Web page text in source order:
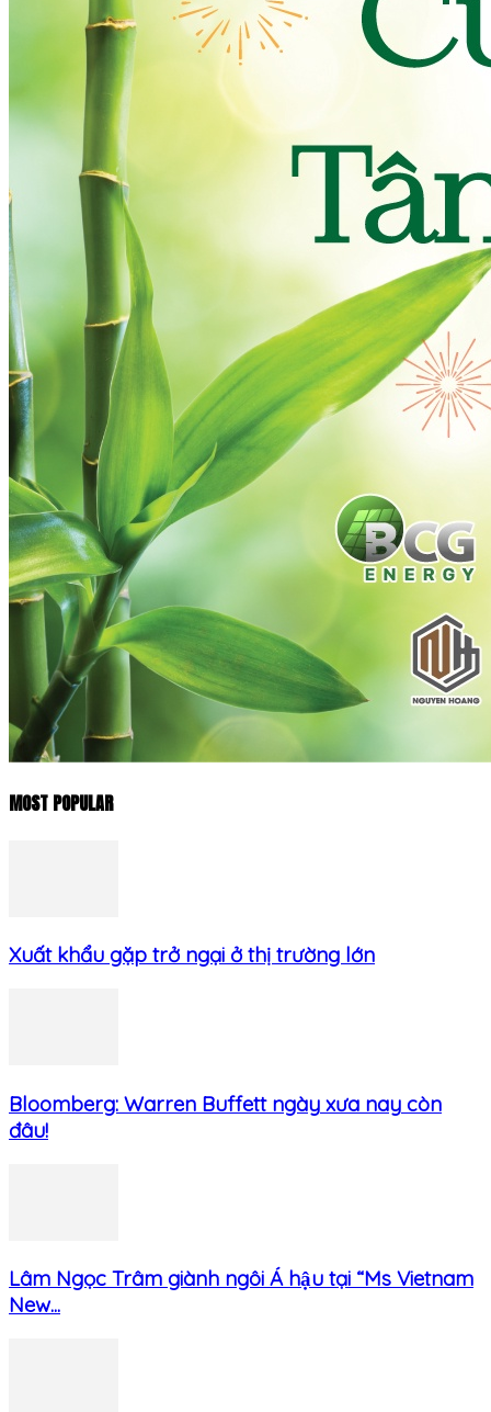
MOST POPULAR
Xuất khẩu gặp trở ngại ở thị trường lớn
Bloomberg: Warren Buffett ngày xưa nay còn
đâu!
Lâm Ngọc Trâm giành ngôi Á hậu tại “Ms Vietnam
New...